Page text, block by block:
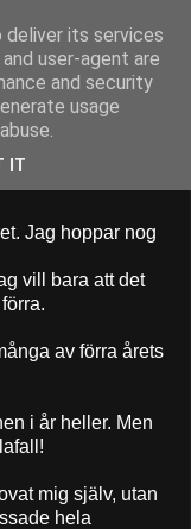
Jag hoppar nog
vill bara att det
av förra årets
i år heller. Men
mig själv, utan
hela
its services
user-agent are
and security
usage
IT